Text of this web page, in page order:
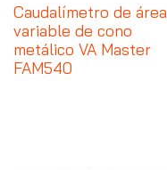
Caudalímetro de área
variable de cono
metálico VA Master
FAM540